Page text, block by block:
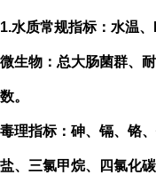
1.水质常规指标：水温、
微生物：总大肠菌群、
数。
毒理指标：砷、镉、铬
盐、三氯甲烷、四氯化